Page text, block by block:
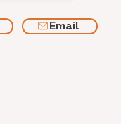
Email